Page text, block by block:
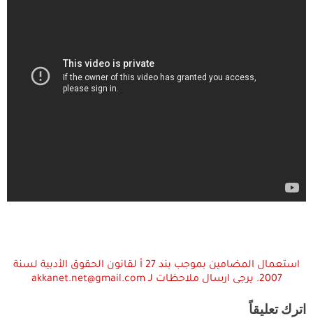
استعمال المضامين بموجب بند 27 أ لقانون الحقوق الأدبية لسنة
2007. يرجى ارسال ملاحظات لـ akkanet.net@gmail.com
اترك تعليقاً